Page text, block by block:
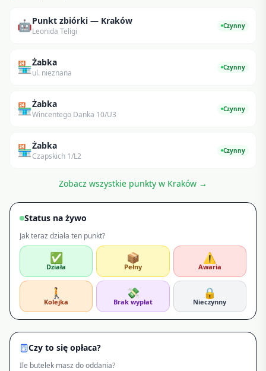
🤖Punkt zbiórki — Kraków
Leonida Teligi
Czynny
🏪Żabka
ul. nieznana
Czynny
🏪Żabka
Wincentego Danka 10/U3
Czynny
🏪Żabka
Czapskich 1/L2
Czynny
Zobacz wszystkie punkty w Kraków →
Status na żywo
Jak teraz działa ten punkt?
✅
Działa
📦
Pełny
⚠️
Awaria
🚶
Kolejka
💸
Brak wypłat
🔒
Nieczynny
Czy to się opłaca?
Ile butelek masz do oddania?